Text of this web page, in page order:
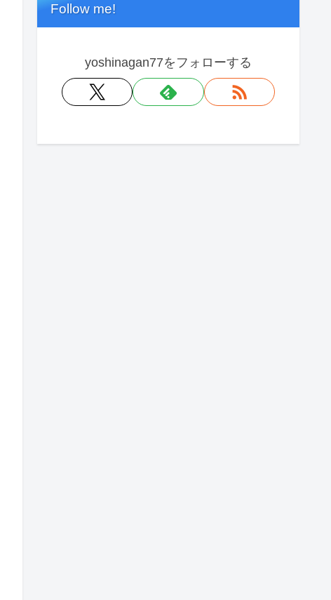
Follow me!
yoshinagan77をフォローする